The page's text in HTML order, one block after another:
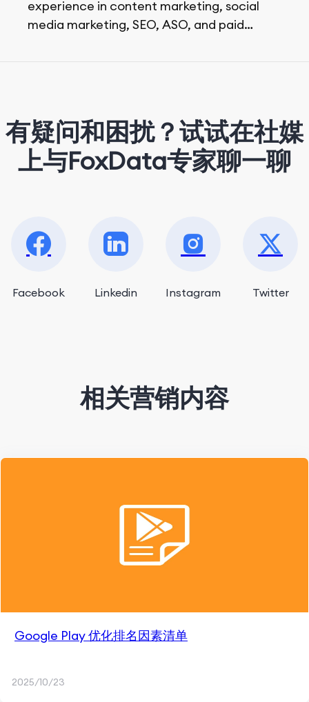
experience in content marketing, social
media marketing, SEO, ASO, and paid
有疑问和困扰？试试在社媒
上与FoxData专家聊一聊
Facebook Linkedin Instagram Twitter
相关营销内容
Google Play 优化排名因素清单
2025/10/23